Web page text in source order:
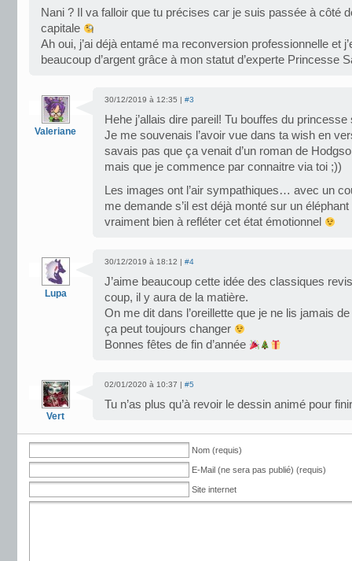
Nani ? Il va falloir que tu précises car je suis passée à côté
capitale
Ah oui, j’ai déjà entamé ma reconversion professionnelle et
beaucoup d’argent grâce à mon statut d’experte Princesse
Valeriane
30/12/2019 à 12:35 | #3
Hehe j’allais dire pareil! Tu bouffes du
Je me souvenais l’avoir vue dans ta wish en
savais pas que ça venait d’un roman de
mais que je commence par connaitre via toi ;))
Les images ont l’air sympathiques… avec un
me demande s’il est déjà monté sur un
vraiment bien à refléter cet état émotionnel
Lupa
30/12/2019 à 18:12 | #4
J’aime beaucoup cette idée des classiques
coup, il y aura de la matière.
On me dit dans l’oreillette que je ne lis jamais
ça peut toujours changer
Bonnes fêtes de fin d’année
Vert
02/01/2020 à 10:37 | #5
Tu n’as plus qu’à revoir le dessin animé pour
Nom (requis)
E-Mail (ne sera pas publié) (requis)
Site internet